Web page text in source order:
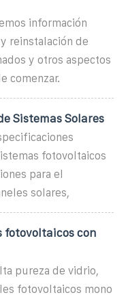
información
reinstalación de
y otros aspectos
comenzar.
Sistemas Solares
fotovoltaicos
para el
solares,
fotovoltaicos con
pureza de vidrio,
fotovoltaicos mono